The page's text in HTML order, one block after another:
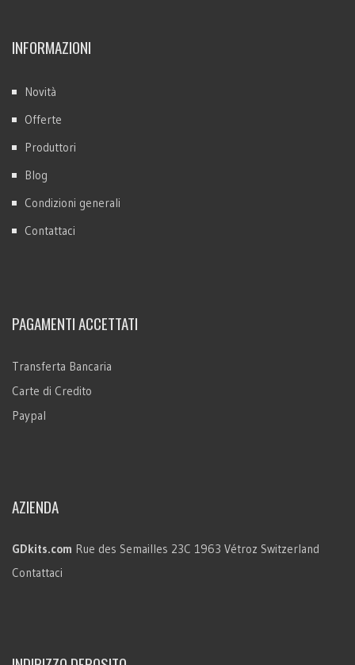
INFORMAZIONI
Novità
Offerte
Produttori
Blog
Condizioni generali
Contattaci
PAGAMENTI ACCETTATI
Transferta Bancaria
Carte di Credito
Paypal
AZIENDA
GDkits.com Rue des Semailles 23C 1963 Vétroz Switzerland
Contattaci